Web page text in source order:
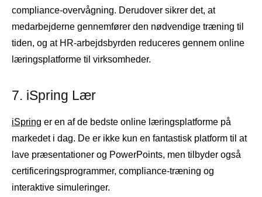
compliance-overvågning. Derudover sikrer det, at
medarbejderne gennemfører den nødvendige træning til
tiden, og at HR-arbejdsbyrden reduceres gennem online
læringsplatforme til virksomheder.
7. iSpring Lær
iSpring er en af ​​de bedste online læringsplatforme på
markedet i dag. De er ikke kun en fantastisk platform til at
lave præsentationer og PowerPoints, men tilbyder også
certificeringsprogrammer, compliance-træning og
interaktive simuleringer.